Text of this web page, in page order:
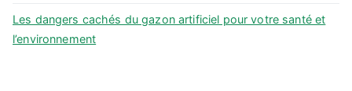
Les dangers cachés du gazon artificiel pour votre santé et
l’environnement